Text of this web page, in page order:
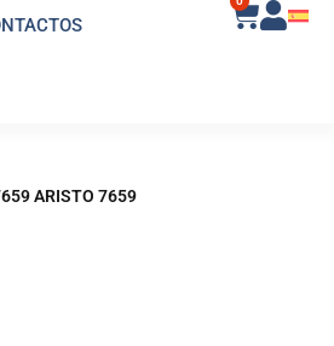
ARISTO 7659